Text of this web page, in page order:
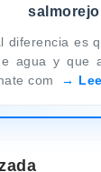
salmorejo
diferencia es
agua y que
com